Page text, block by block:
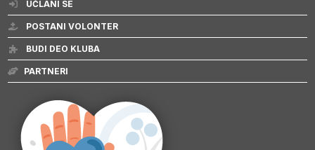
UČLANI SE
POSTANI VOLONTER
BUDI DEO KLUBA
PARTNERI